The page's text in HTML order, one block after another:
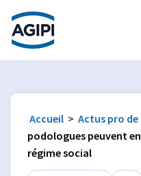
Accès au menu
Accès au contenu principal
Accueil > Actus pro de
podologues peuvent
régime social